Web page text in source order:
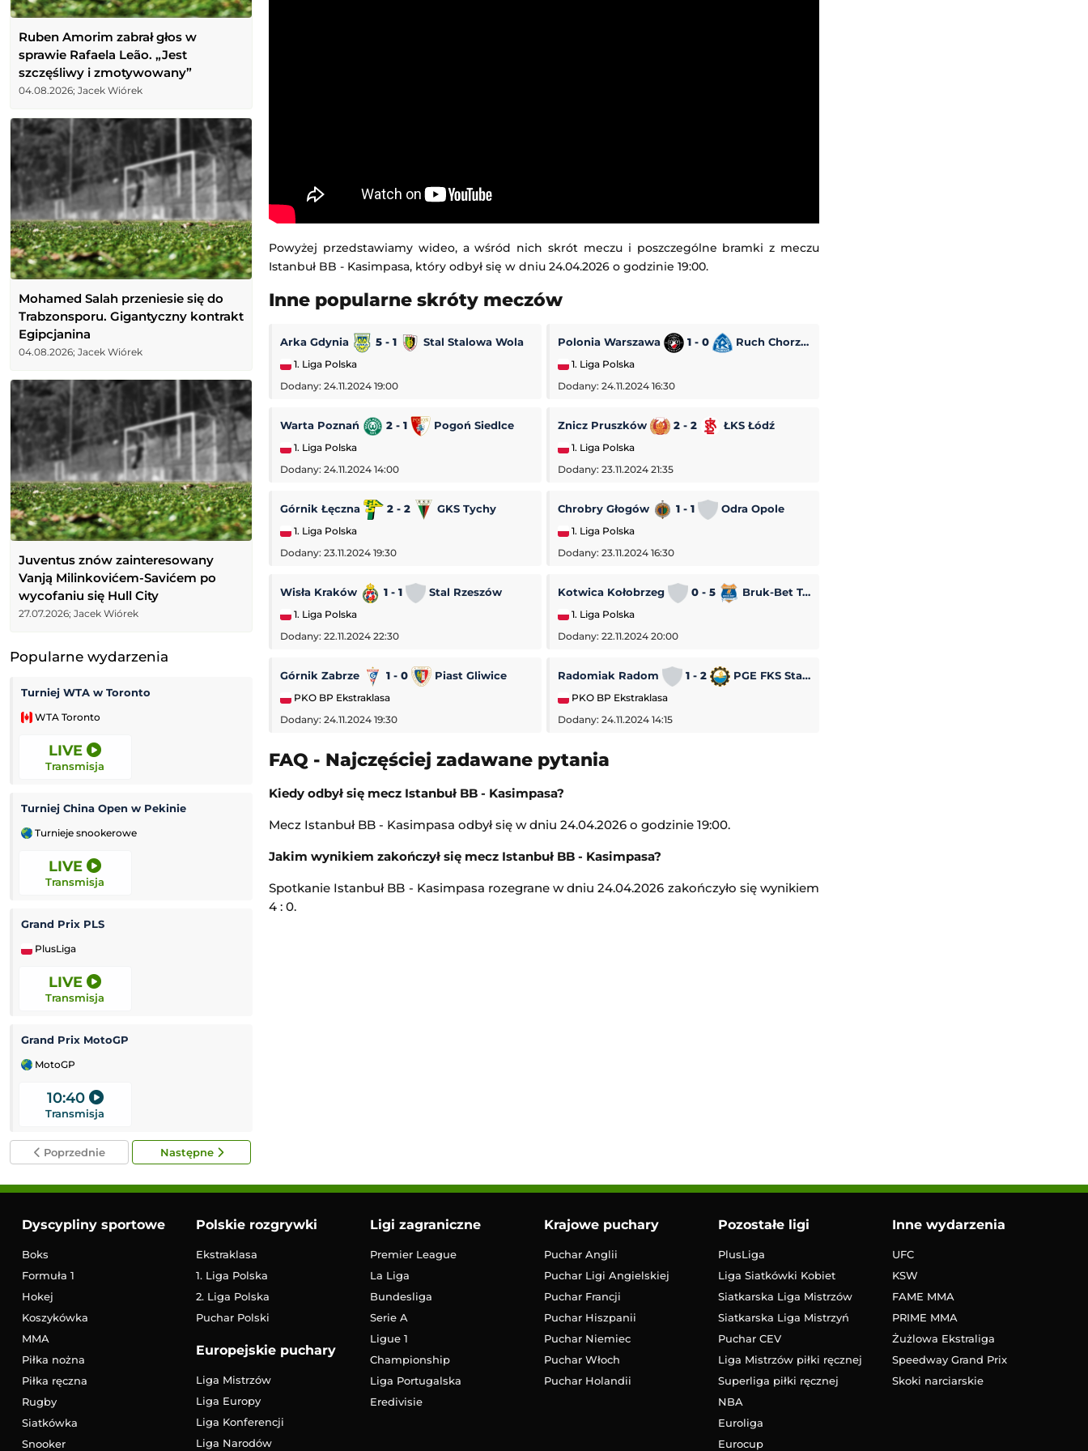
Ruben Amorim zabrał głos w
sprawie Rafaela Leão. „Jest
szczęśliwy i zmotywowany”
04.08.2026; Jacek Wiórek
Mohamed Salah przeniesie się do
Trabzonsporu. Gigantyczny kontrakt
Egipcjanina
04.08.2026; Jacek Wiórek
Juventus znów zainteresowany
Vanją Milinkovićem-Savićem po
wycofaniu się Hull City
27.07.2026; Jacek Wiórek
Popularne wydarzenia
Turniej WTA w Toronto
WTA Toronto
LIVE
Transmisja
Turniej China Open w Pekinie
Turnieje snookerowe
LIVE
Transmisja
Grand Prix PLS
PlusLiga
LIVE
Transmisja
Grand Prix MotoGP
MotoGP
10:40
Transmisja
Zoria Ługańsk -
Liga Ukraińska
12:00
Transmisja
3. Liga Polska
12:00
Transmisja
Sparta Rotterdam - Feyenoord Rotterdam
Eredivisie (Liga Holenderska)
12:15
Transmisja
Challenger Grodzisk Mazowiecki
13:00
Transmisja
Poprzednie Następne
Powyżej przedstawiamy wideo, a wśród nich skrót meczu i poszczególne bramki z meczu
Istanbuł BB - Kasimpasa, który odbył się w dniu 24.04.2026 o godzinie 19:00.
Inne popularne skróty meczów
Arka Gdynia 5 - 1 Stal Stalowa Wola
1. Liga Polska
Dodany: 24.11.2024 19:00
Polonia Warszawa 1 - 0 Ruch Chorzów
1. Liga Polska
Dodany: 24.11.2024 16:30
Warta Poznań 2 - 1 Pogoń Siedlce
1. Liga Polska
Dodany: 24.11.2024 14:00
Znicz Pruszków 2 - 2 ŁKS Łódź
1. Liga Polska
Dodany: 23.11.2024 21:35
Górnik Łęczna 2 - 2 GKS Tychy
1. Liga Polska
Dodany: 23.11.2024 19:30
Chrobry Głogów 1 - 1 Odra Opole
1. Liga Polska
Dodany: 23.11.2024 16:30
Wisła Kraków 1 - 1 Stal Rzeszów
1. Liga Polska
Dodany: 22.11.2024 22:30
Kotwica Kołobrzeg 0 - 5 Bruk-Bet Termalica Nieciecza
1. Liga Polska
Dodany: 22.11.2024 20:00
Górnik Zabrze 1 - 0 Piast Gliwice
PKO BP Ekstraklasa
Dodany: 24.11.2024 19:30
Radomiak Radom 1 - 2 PGE FKS Stal Mielec
PKO BP Ekstraklasa
Dodany: 24.11.2024 14:15
FAQ - Najczęściej zadawane pytania
Kiedy odbył się mecz Istanbuł BB - Kasimpasa?
Mecz Istanbuł BB - Kasimpasa odbył się w dniu 24.04.2026 o godzinie 19:00.
Jakim wynikiem zakończył się mecz Istanbuł BB - Kasimpasa?
Spotkanie Istanbuł BB - Kasimpasa rozegrane w dniu 24.04.2026 zakończyło się wynikiem
4 : 0.
Dyscypliny sportowe
Boks
Formuła 1
Hokej
Koszykówka
MMA
Piłka nożna
Piłka ręczna
Rugby
Siatkówka
Snooker
Polskie rozgrywki
Ekstraklasa
1. Liga Polska
2. Liga Polska
Puchar Polski
Europejskie puchary
Liga Mistrzów
Liga Europy
Liga Konferencji
Liga Narodów
Ligi zagraniczne
Premier League
La Liga
Bundesliga
Serie A
Ligue 1
Championship
Liga Portugalska
Eredivisie
Krajowe puchary
Puchar Anglii
Puchar Ligi Angielskiej
Puchar Francji
Puchar Hiszpanii
Puchar Niemiec
Puchar Włoch
Puchar Holandii
Pozostałe ligi
PlusLiga
Liga Siatkówki Kobiet
Siatkarska Liga Mistrzów
Siatkarska Liga Mistrzyń
Puchar CEV
Liga Mistrzów piłki ręcznej
Superliga piłki ręcznej
NBA
Euroliga
Eurocup
Inne wydarzenia
UFC
KSW
FAME MMA
PRIME MMA
Żużlowa Ekstraliga
Speedway Grand Prix
Skoki narciarskie